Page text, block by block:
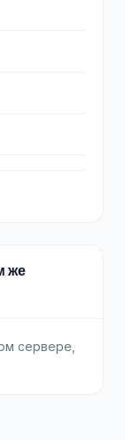
же
сервере,